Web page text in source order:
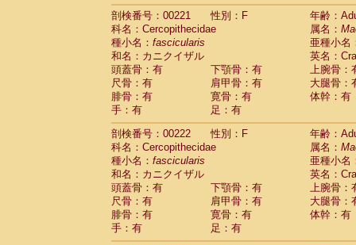
剖検番号：00221
性別：F
年齢：
科名：Cercopithecidae
属名：
種小名： fascicularis
亜種小名
和名：カニクイザル
英名：
頭蓋骨：有
下顎骨：有
上腕骨：
尺骨：有
肩甲骨：有
大腿骨：
腓骨：有
寛骨：有
体幹：有
手：有
足：有
剖検番号：00222
性別：F
年齢：
科名：Cercopithecidae
属名：
種小名： fascicularis
亜種小名
和名：カニクイザル
英名：
頭蓋骨：有
下顎骨：有
上腕骨：
尺骨：有
肩甲骨：有
大腿骨：
腓骨：有
寛骨：有
体幹：有
手：有
足：有